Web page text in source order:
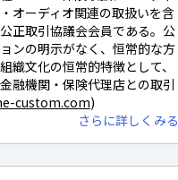
オーディオ関連の取扱いを含
正取引協議会会員である。公
ンの明示がなく、恒常的な方
織文化の恒常的特徴として、
融機関・保険代理店との取引
custom.com)
さらに詳しくみる